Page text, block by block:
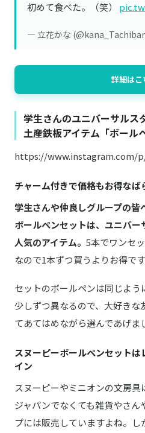
初めて食べた。（笑）
— 立花かな
詳細はこ
学生さんのユニバーサルス
土産鉄板アイテム「ボール
https://www.instagram.com/
チャーム付きで価格もお得なば
学生さんや仲良しグループの皆
ボールペンセットは、ユニバ
人気のアイテム。 5本でワンセ
なので1本ずつ買うよりお得です
セットのボールペンは同じよ
少しずつ異なるので、大好きな
てあてはめながら選んであげま
スヌーピーボールペンセット
イン
スヌーピーやミニオンの文房
ジャパンでなくても雑貨やさん
プには販売していますよね。し